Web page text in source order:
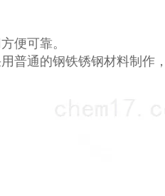
便可靠。
通的钢铁锈钢材料制作